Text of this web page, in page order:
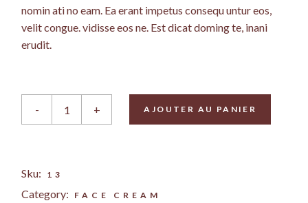
nomin ati no eam. Ea erant impetus consequ untur eos,
velit congue. vidisse eos ne. Est dicat doming te, inani
erudit.
Dina Cream quantity
- + AJOUTER AU PANIER
Sku: 13
Category: FACE CREAM